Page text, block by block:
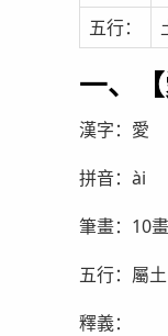
五行：
一、
漢字：愛
拼音：ài
筆畫：10畫
五行：屬土
釋義：